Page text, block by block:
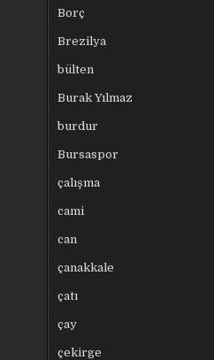
Borç
Brezilya
bülten
Burak Yılmaz
burdur
Bursaspor
çalışma
cami
can
çanakkale
çatı
çay
çekirge